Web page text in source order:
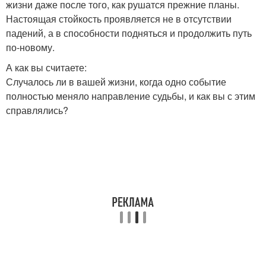
жизни даже после того, как рушатся прежние планы.
Настоящая стойкость проявляется не в отсутствии
падений, а в способности подняться и продолжить путь
по-новому.
А как вы считаете:
Случалось ли в вашей жизни, когда одно событие
полностью меняло направление судьбы, и как вы с этим
справлялись?